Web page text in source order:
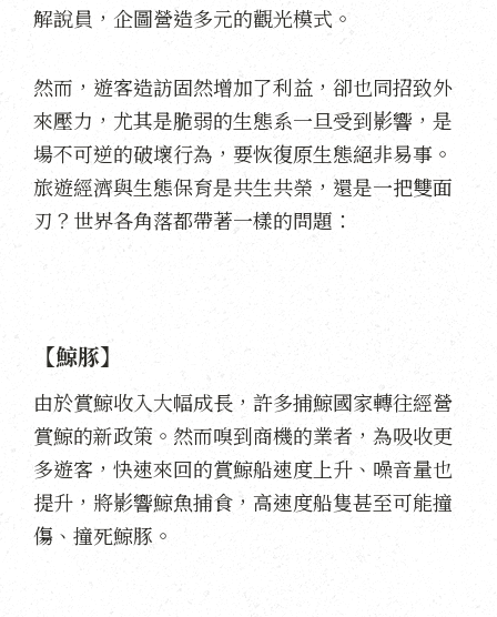
解說員，企圖營造多元的觀光模式。
然而，遊客造訪固然增加了利益，卻也同招致外
來壓力，尤其是脆弱的生態系一旦受到影響，是
場不可逆的破壞行為，要恢復原生態絕非易事。
旅遊經濟與生態保育是共生共榮，還是一把雙面
刃？世界各角落都帶著一樣的問題：
【鯨豚】
由於賞鯨收入大幅成長，許多捕鯨國家轉往經營
賞鯨的新政策。然而嗅到商機的業者，為吸收更
多遊客，快速來回的賞鯨船速度上升、噪音量也
提升，將影響鯨魚捕食，高速度船隻甚至可能撞
傷、撞死鯨豚。